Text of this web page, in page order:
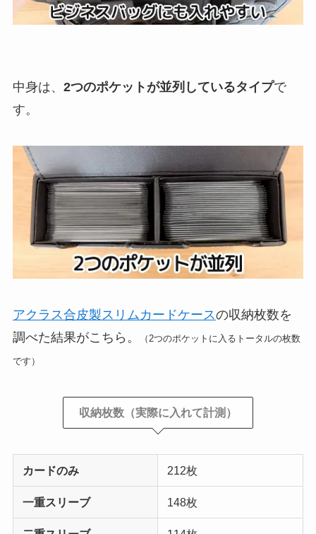
中身は、 2つのポケットが並列しているタイプで
す。
アクラス合皮製スリムカードケースの収納枚数を
調べた結果がこちら。
（2つのポケットに入るトータルの枚数
です）
収納枚数（実際に入れて計測）
カードのみ 212枚
一重スリーブ 148枚